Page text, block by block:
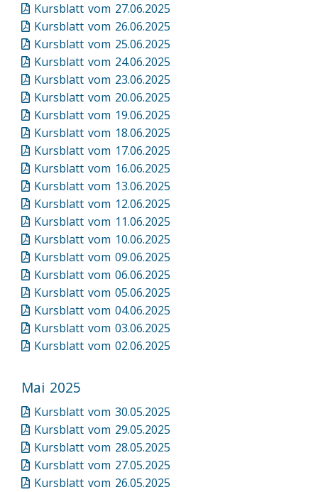
Kursblatt vom 27.06.2025
Kursblatt vom 26.06.2025
Kursblatt vom 25.06.2025
Kursblatt vom 24.06.2025
Kursblatt vom 23.06.2025
Kursblatt vom 20.06.2025
Kursblatt vom 19.06.2025
Kursblatt vom 18.06.2025
Kursblatt vom 17.06.2025
Kursblatt vom 16.06.2025
Kursblatt vom 13.06.2025
Kursblatt vom 12.06.2025
Kursblatt vom 11.06.2025
Kursblatt vom 10.06.2025
Kursblatt vom 09.06.2025
Kursblatt vom 06.06.2025
Kursblatt vom 05.06.2025
Kursblatt vom 04.06.2025
Kursblatt vom 03.06.2025
Kursblatt vom 02.06.2025
Mai 2025
Kursblatt vom 30.05.2025
Kursblatt vom 29.05.2025
Kursblatt vom 28.05.2025
Kursblatt vom 27.05.2025
Kursblatt vom 26.05.2025